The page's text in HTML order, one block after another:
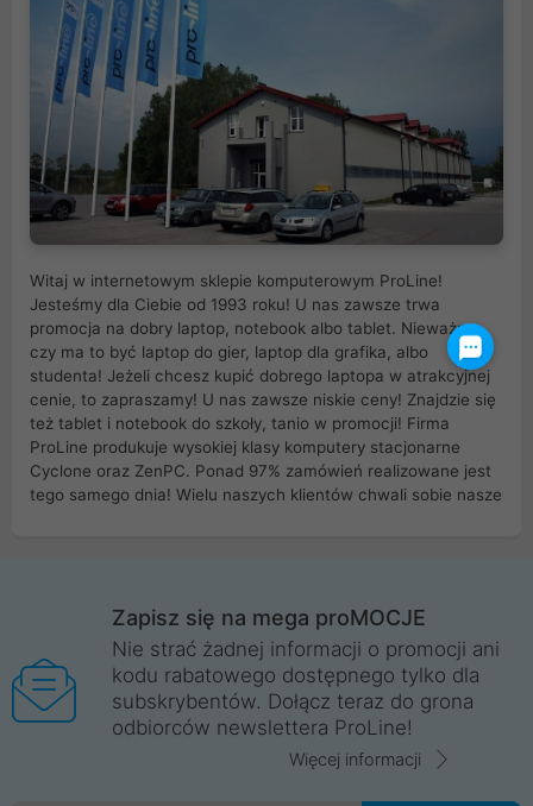
Witaj w internetowym sklepie komputerowym ProLine!
Jesteśmy dla Ciebie od 1993 roku! U nas zawsze trwa
promocja na dobry laptop, notebook albo tablet. Nieważne
czy ma to być laptop do gier, laptop dla grafika, albo
studenta! Jeżeli chcesz kupić dobrego laptopa w atrakcyjnej
cenie, to zapraszamy! U nas zawsze niskie ceny! Znajdzie się
też tablet i notebook do szkoły, tanio w promocji! Firma
ProLine produkuje wysokiej klasy komputery stacjonarne
Cyclone oraz ZenPC. Ponad 97% zamówień realizowane jest
tego samego dnia! Wielu naszych klientów chwali sobie nasze
Wrocław, Poznań, Legnica, Katowice, Gliwice, Kalisz, Bytom,
Trzebnica, Opole. Szybka i profesjonalna obsługa!
ProLine to polska firma ze 100% polskim kapitałem. Działamy
legalnie i płacimy podatki w naszym kraju! Posiadamy siedzibę
główną w Mirkowie oraz salony na terenie kraju. Cała
komunikacja ze sklepem komputerowym ProLine jest
Zapisz się na mega proMOCJE
Nie strać żadnej informacji o promocji ani
kodu rabatowego dostępnego tylko dla
subskrybentów. Dołącz teraz do grona
odbiorców newslettera ProLine!
Więcej informacji